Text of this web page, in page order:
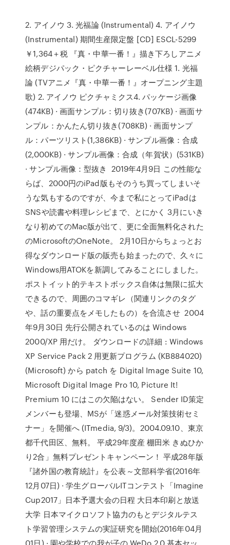
2. アイノウ 3. 光福論 (Instrumental) 4. アイノウ
(Instrumental) 期間生産限定盤 [CD] ESCL-5299
￥1,364＋税 『真・中華一番！』描き下ろしアニメ
絵柄デジパック・ピクチャーレーベル仕様 1. 光福
論 (TVアニメ『真・中華一番！』オープニング主題
歌) 2. アイノウ ピクチャミクス4. パッケージ画像
(474KB) · 画面サンプル：切り抜き(707KB) · 画面サ
ンプル：かんたん切り抜き(708KB) · 画面サンプ
ル：パーツリスト(1,386KB) · サンプル画像：合成
(2,000KB) · サンプル画像：合成（年賀状）(531KB)
· サンプル画像：型抜き 2019年4月9日 この性能な
らば、2000円のiPad版もそのうち買ってしまいそ
うな気もするのですが、今まで私にとってiPadは
SNSや読書や料理レシピまで、とにかく 3月にいき
なり初めてのMac版が出て、更に全面無料化された
のMicrosoftのOneNote。 2月10日からちょっとお
得なダウンロード版の販売も始まったので、久々に
Windows用ATOKを新調してみることにしました。
ポストイット的テキストボックス自体は無限に拡大
できるので、周囲のコマギレ（関連リンクのタグ
や、話の重要点をメモしたもの）を合流させ 2004
年9月30日 先行公開されているのは Windows
2000/XP 用だけ。 ダウンロードの詳細 : Windows
XP Service Pack 2 用更新プログラム (KB884020)
(Microsoft) から patch を Digital Image Suite 10,
Microsoft Digital Image Pro 10, Picture It!
Premium 10 にはこの欠陥はない。 Sender ID策定
メンバーも登場、MSが「迷惑メール対策技術セミ
ナー」を開催へ (ITmedia, 9/3)。2004.09.10、東京
都千代田区、無料。 平成29年度産 棚田米 きぬひか
り2合」無料プレゼントキャンペーン！ 平成28年版
『諸外国の教育統計』を公表～文部科学省(2016年
12月07日) · 学生グローバルITコンテスト「Imagine
Cup2017」日本予選大会の日程 大日本印刷と放送
大学 日本マイクロソフト協力のもとデジタルテス
ト学習管理システムの実証研究を開始(2016年04月
01日) · 園や学校での我が子の WeDo 2.0 基本セッ